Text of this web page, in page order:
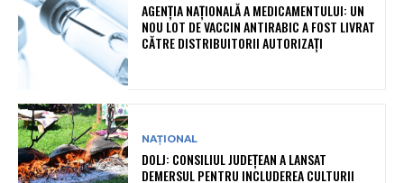
AGENȚIA NAȚIONALĂ A MEDICAMENTULUI: UN
NOU LOT DE VACCIN ANTIRABIC A FOST LIVRAT
CĂTRE DISTRIBUITORII AUTORIZAȚI
NAȚIONAL
DOLJ: CONSILIUL JUDEȚEAN A LANSAT
DEMERSUL PENTRU INCLUDEREA CULTURII